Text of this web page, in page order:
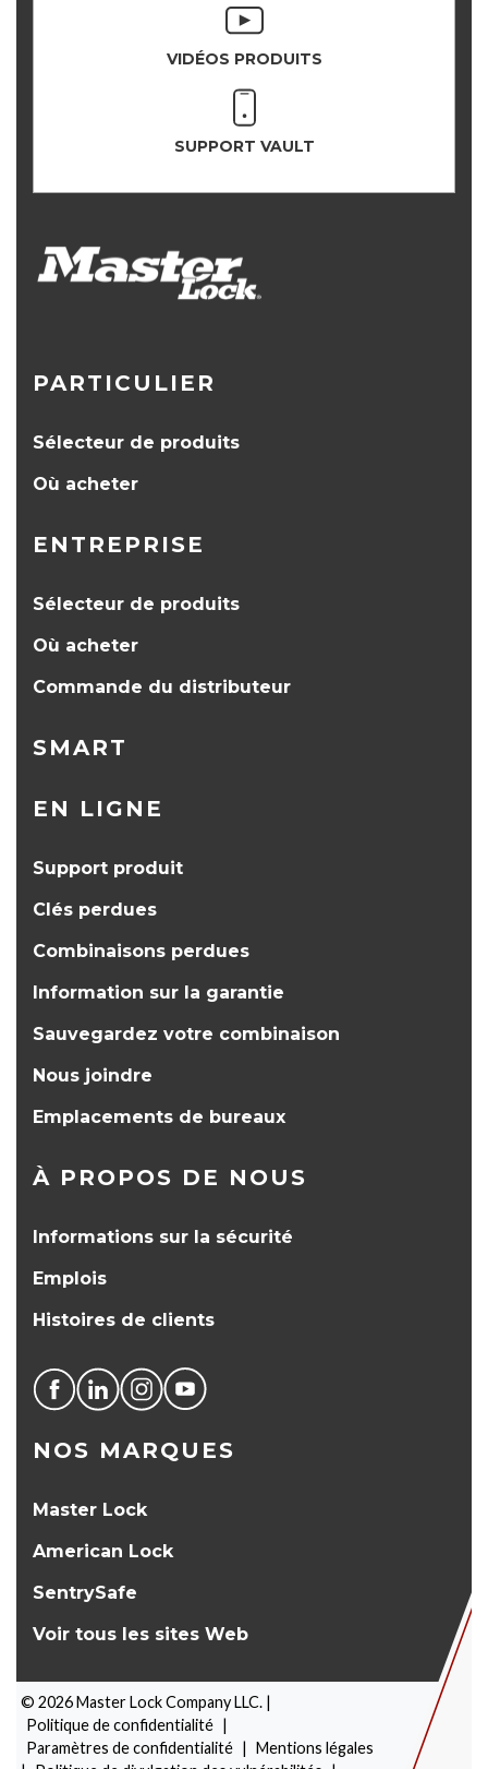
VIDÉOS PRODUITS
SUPPORT VAULT
PARTICULIER
Sélecteur de produits
Où acheter
ENTREPRISE
Sélecteur de produits
Où acheter
Commande du distributeur
SMART
EN LIGNE
Support produit
Clés perdues
Combinaisons perdues
Information sur la garantie
Sauvegardez votre combinaison
Nous joindre
Emplacements de bureaux
À PROPOS DE NOUS
Informations sur la sécurité
Emplois
Histoires de clients
NOS MARQUES
Master Lock
American Lock
SentrySafe
Voir tous les sites Web
© 2026Master Lock Company LLC. |
Politique de confidentialité |
Paramètres de confidentialité | Mentions légales